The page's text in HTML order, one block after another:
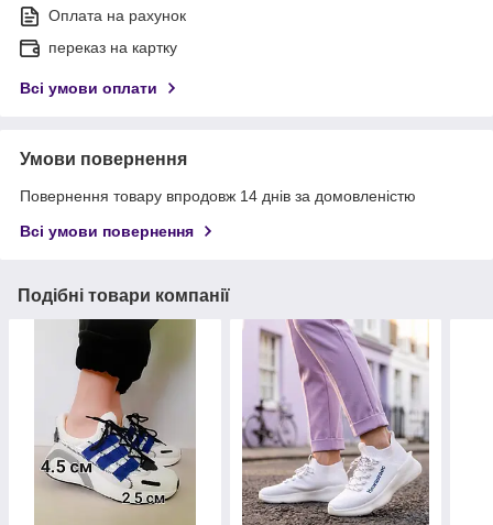
Оплата на рахунок
переказ на картку
Всі умови оплати
Умови повернення
Повернення товару впродовж 14 днів за домовленістю
Всі умови повернення
Подібні товари компанії